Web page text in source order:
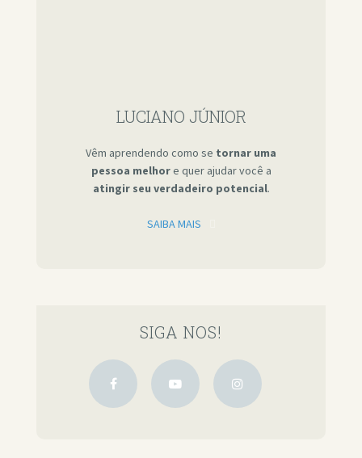
LUCIANO JÚNIOR
Vêm aprendendo como se tornar uma
pessoa melhore quer ajudar você a
atingir seu verdadeiro potencial.
SAIBA MAIS
SIGA NOS!